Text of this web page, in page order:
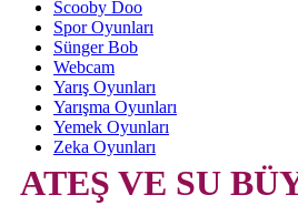
Scooby Doo
Spor Oyunları
Sünger Bob
Webcam
Yarış Oyunları
Yarışma Oyunları
Yemek Oyunları
Zeka Oyunları
ATEŞ VE SU